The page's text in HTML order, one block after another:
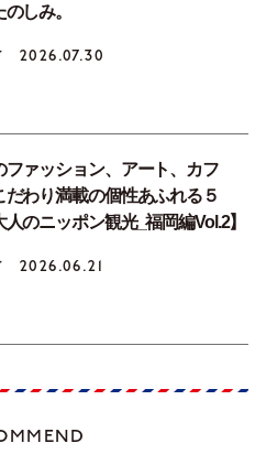
しみ。
2026.07.30
ファッション、アート、カフ
わり満載の個性あふれる５
のニッポン観光_福岡編Vol.2】
2026.06.21